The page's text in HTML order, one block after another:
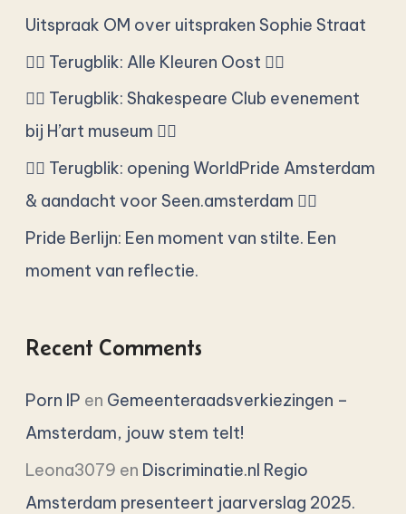
a
r
o
Uitspraak OM over uitspraken Sophie Straat
🏳️‍🌈 Terugblik: Alle Kleuren Oost 🏳️‍🌈
🏳️‍🌈 Terugblik: Shakespeare Club evenement
bij H’art museum 🏳️‍🌈
🏳️‍🌈 Terugblik: opening WorldPride Amsterdam
& aandacht voor Seen.amsterdam 🏳️‍🌈
Pride Berlijn: Een moment van stilte. Een
moment van reflectie.
Recent Comments
Porn IP en Gemeenteraadsverkiezingen –
Amsterdam, jouw stem telt!
Leona3079 en Discriminatie.nl Regio
Amsterdam presenteert jaarverslag 2025.